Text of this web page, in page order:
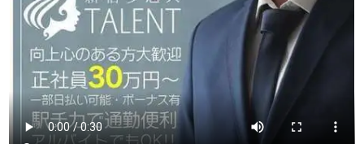
女性活躍中 大学生歓迎
学歴不問 履歴書不要
幹部候補 車･バイク通勤可
髪型自由 制服貸与
入社祝い金支給 WEB面接OK